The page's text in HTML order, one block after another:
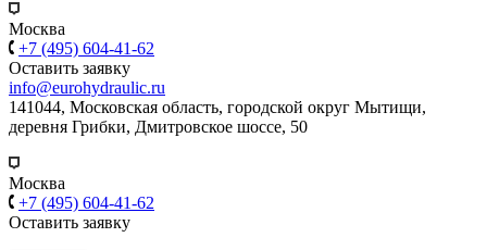
Москва
+7 (495) 604-41-62
Оставить заявку
info@eurohydraulic.ru
141044, Московская область, городской округ Мытищи,
деревня Грибки, Дмитровское шоссе, 50
Москва
+7 (495) 604-41-62
Оставить заявку